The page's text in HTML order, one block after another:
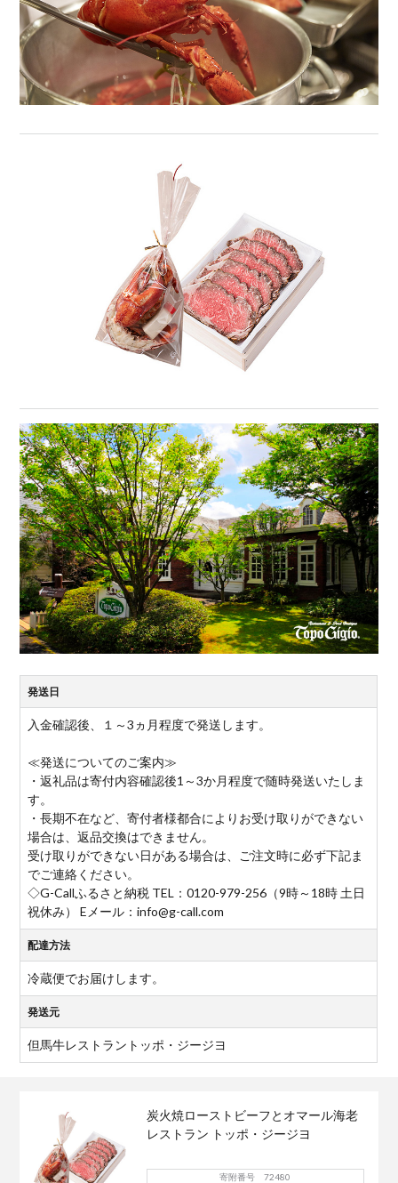
発送日
入金確認後、１～3ヵ月程度で発送します。
≪発送についてのご案内≫
・返礼品は寄付内容確認後1～3か月程度で随時発送いたしま
す。
・長期不在など、寄付者様都合によりお受け取りができない
場合は、返品交換はできません。
受け取りができない日がある場合は、ご注文時に必ず下記ま
でご連絡ください。
◇G-Callふるさと納税 TEL：0120-979-256（9時～18時 土日
祝休み） Eメール：info@g-call.com
配達方法
冷蔵便でお届けします。
発送元
但馬牛レストラントッポ・ジージヨ
炭火焼ローストビーフとオマール海老
レストラン トッポ・ジージヨ
寄附番号 72480